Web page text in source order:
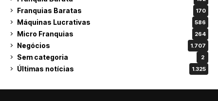
Franquias Baratas 170
Máquinas Lucrativas 586
Micro Franquias 264
Negócios 1.707
Sem categoria 2
Últimas notícias 1.325